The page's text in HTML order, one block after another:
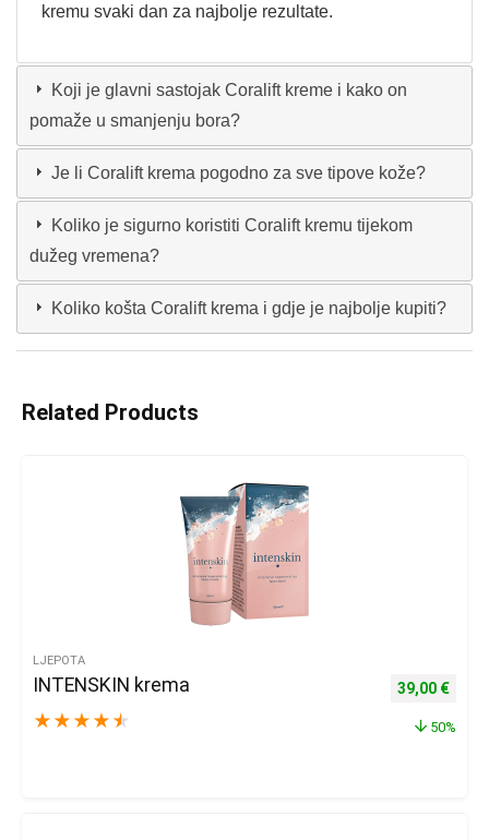
kremu svaki dan za najbolje rezultate.
Koji je glavni sastojak Coralift kreme i kako on
pomaže u smanjenju bora?
Je li Coralift krema pogodno za sve tipove kože?
Koliko je sigurno koristiti Coralift kremu tijekom
dužeg vremena?
Koliko košta Coralift krema i gdje je najbolje kupiti?
Related Products
LJEPOTA
INTENSKIN krema
★ ★ ★ ★ ★
Izvorna
39,00 €
50%